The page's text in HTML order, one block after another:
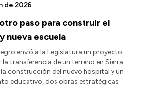
paso para construir el
nueva escuela
de 2026
envió a la Legislatura un proyecto
transferencia de un terreno en Sierra
construcción del nuevo hospital y un
educativo, dos obras estratégicas